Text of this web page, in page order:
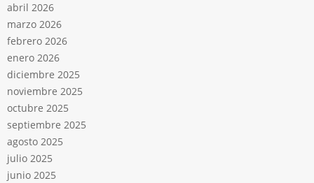
abril 2026
marzo 2026
febrero 2026
enero 2026
diciembre 2025
noviembre 2025
octubre 2025
septiembre 2025
agosto 2025
julio 2025
junio 2025